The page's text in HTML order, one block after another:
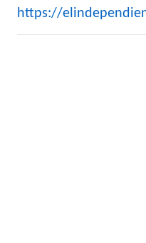
https://